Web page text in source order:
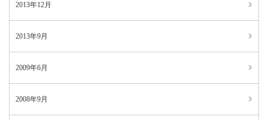
2013年12月
2013年9月
2009年6月
2008年9月